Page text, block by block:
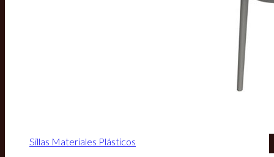
Sillas Materiales Plásticos